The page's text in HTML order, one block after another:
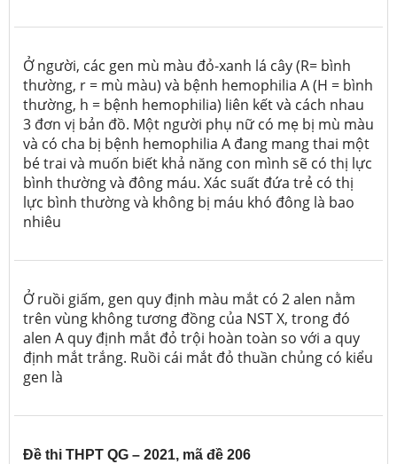
Ở người, các gen mù màu đỏ-xanh lá cây (R= bình
thường, r = mù màu) và bệnh hemophilia A (H = bình
thường, h = bệnh hemophilia) liên kết và cách nhau
3 đơn vị bản đồ. Một người phụ nữ có mẹ bị mù màu
và có cha bị bệnh hemophilia A đang mang thai một
bé trai và muốn biết khả năng con mình sẽ có thị lực
bình thường và đông máu. Xác suất đứa trẻ có thị
lực bình thường và không bị máu khó đông là bao
nhiêu
Ở ruồi giấm, gen quy định màu mắt có 2 alen nằm
trên vùng không tương đồng của NST X, trong đó
alen A quy định mắt đỏ trội hoàn toàn so với a quy
định mắt trắng. Ruồi cái mắt đỏ thuần chủng có kiểu
gen là
Đề thi THPT QG – 2021, mã đề 206